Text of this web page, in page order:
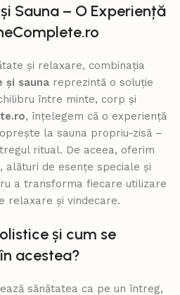
Sauna – O Experiență
și relaxare, combinația
și sauna reprezintă o soluție
între minte, corp și
, înțelegem că o experiență
la sauna propriu-zisă –
ritual. De aceea, oferim
alături de esențe speciale și
a transforma fiecare utilizare
relaxare și vindecare.
și cum se
acestea?
sănătatea ca pe un întreg,